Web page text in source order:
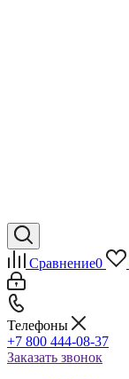
Сравнение0
Телефоны
+7 800 444-08-37
Заказать звонок